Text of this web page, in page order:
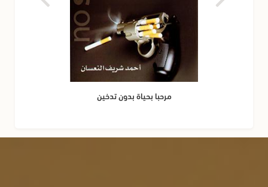
مرحبا بحياة بدون تدخين